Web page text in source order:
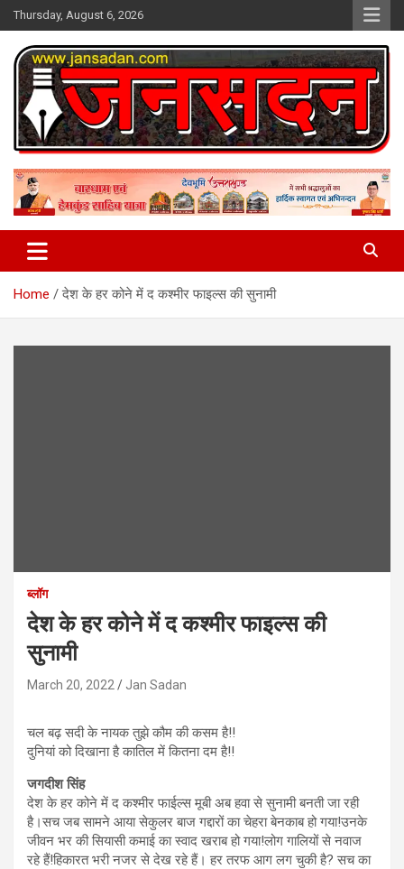
Skip
to
content
Thursday, August 6, 2026
Jan Sadan
Home देश के हर कोने में द कश्मीर फाइल्स की सुनामी
ब्लॉग
देश के हर कोने में द कश्मीर फाइल्स की
सुनामी
March 20, 2022 Jan Sadan
चल बढ़ सदी के नायक तुझे कौम की कसम है!!
दुनियां को दिखाना है कातिल में कितना दम है!!
जगदीश सिंह
देश के हर कोने में द कश्मीर फाईल्स मूबी अब हवा से सुनामी बनती जा रही
है।सच जब सामने आया सेकुलर बाज गद्दारों का चेहरा बेनकाब हो गया!उनके
जीवन भर की सियासी कमाई का स्वाद खराब हो गया!लोग गालियों से नवाज
रहे हैं!हिकारत भरी नजर से देख रहे हैं। हर तरफ आग लग चुकी है? सच का